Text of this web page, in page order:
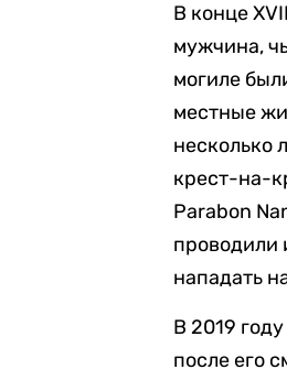
В конце
мужчина,
могиле
местные
несколько
крест-на-
Parabon
проводили
нападать
В 2019
после его